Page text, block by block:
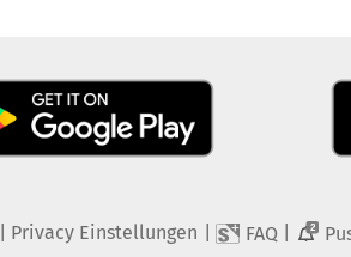
Privacy Einstellungen FAQ 2